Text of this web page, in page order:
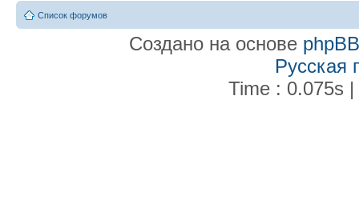
Список форумов
Создано на основе phpBB
Русская
Time : 0.075s